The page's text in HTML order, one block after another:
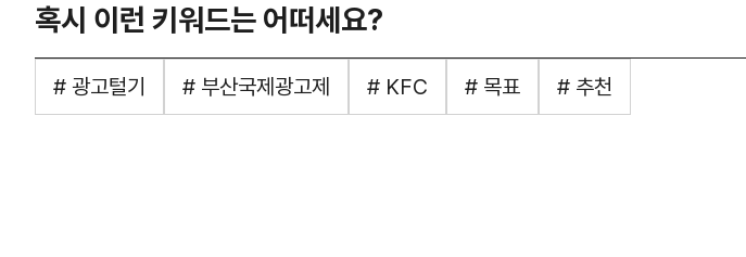
혹시 이런 키워드는 어떠세요?
# 광고털기 # 부산국제광고제 # KFC # 목표 # 추천